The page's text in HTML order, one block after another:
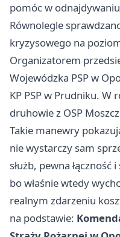
pomóc w
Równolegle
kryzysowego na
Organizatorem
Wojewódzka PSP w
KP PSP w Prudniku. W
druhowie z OSP
Takie manewry
nie wystarczy sam
służb, pewna łączność
bo właśnie wtedy
realnym zdarzeniu
na podstawie: